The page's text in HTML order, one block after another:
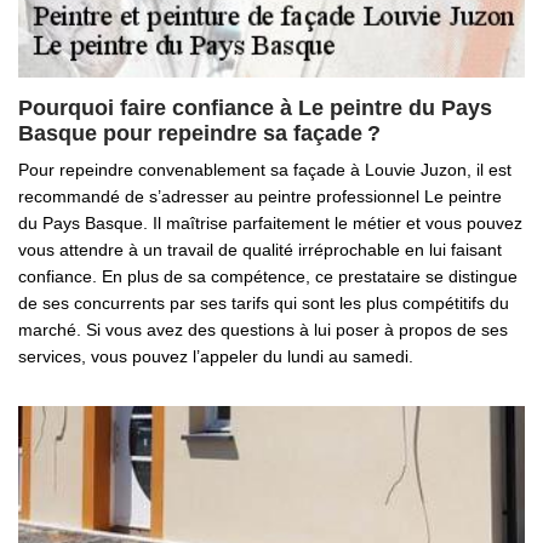
Pourquoi faire confiance à Le peintre du Pays
Basque pour repeindre sa façade ?
Pour repeindre convenablement sa façade à Louvie Juzon, il est
recommandé de s’adresser au peintre professionnel Le peintre
du Pays Basque. Il maîtrise parfaitement le métier et vous pouvez
vous attendre à un travail de qualité irréprochable en lui faisant
confiance. En plus de sa compétence, ce prestataire se distingue
de ses concurrents par ses tarifs qui sont les plus compétitifs du
marché. Si vous avez des questions à lui poser à propos de ses
services, vous pouvez l’appeler du lundi au samedi.